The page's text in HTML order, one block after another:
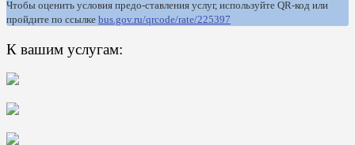
Чтобы оценить условия предо-ставления услуг, используйте QR-код или
пройдите по ссылке bus.gov.ru/qrcode/rate/225397
К вашим услугам: